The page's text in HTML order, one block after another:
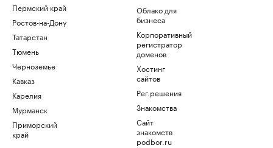
Пермский край
Ростов-на-Дону
Татарстан
Тюмень
Черноземье
Кавказ
Карелия
Мурманск
Приморский
край
Облако для
бизнеса
Корпоративный
регистратор
доменов
Хостинг
сайтов
Рег.решения
Знакомства
Сайт
знакомств
podbor.ru